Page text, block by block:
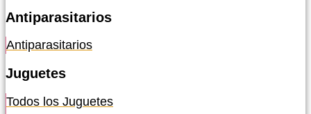
Antiparasitarios
Antiparasitarios
Juguetes
Todos los Juguetes